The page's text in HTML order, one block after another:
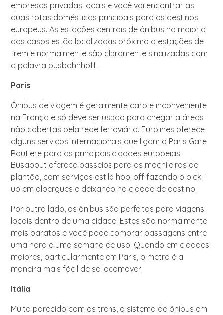
empresas privadas locais e você vai encontrar as
duas rotas domésticas principais para os destinos
europeus. As estações centrais de ônibus na maioria
dos casos estão localizadas próximo a estações de
trem e normalmente são claramente sinalizadas com
a palavra busbahnhoff.
Paris
Ônibus de viagem é geralmente caro e inconveniente
na França e só deve ser usado para chegar a áreas
não cobertas pela rede ferroviária. Eurolines oferece
alguns serviços internacionais que ligam a Paris Gare
Routiere para as principais cidades europeias.
Busabout oferece passeios para os mochileiros de
plantão, com serviços estilo hop-off fazendo o pick-
up em albergues e deixando na cidade de destino.
Por outro lado, os ônibus são perfeitos para viagens
locais dentro de uma cidade. Estes são normalmente
mais baratos e você pode comprar passagens entre
uma hora e uma semana de uso. Quando em cidades
maiores, particularmente em Paris, o metro é a
maneira mais fácil de se locomover.
Itália
Muito parecido com os trens, o sistema de ônibus em